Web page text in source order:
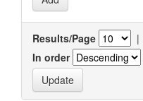
Results/Page |
In order